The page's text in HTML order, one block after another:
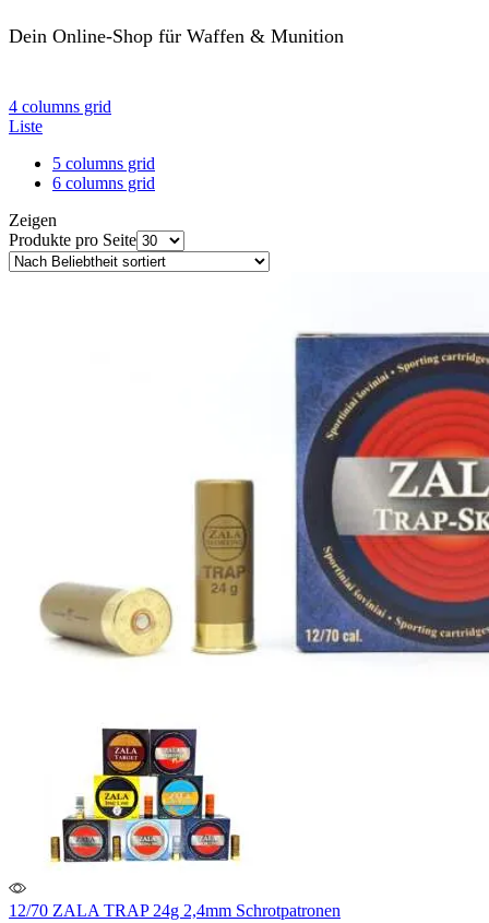
Dein Online-Shop für Waffen & Munition
4 columns grid
Liste
5 columns grid
6 columns grid
Zeigen
Produkte pro Seite
12/70 ZALA TRAP 24g 2,4mm Schrotpatronen